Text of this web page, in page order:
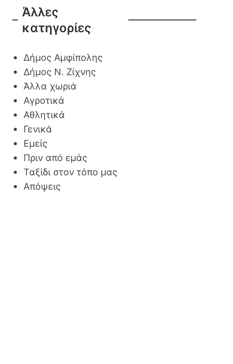
Άλλες
κατηγορίες
Δήμος Αμφίπολης
Δήμος Ν. Ζίχνης
Άλλα χωριά
Αγροτικά
Αθλητικά
Γενικά
Εμείς
Πριν από εμάς
Ταξίδι στον τόπο μας
Απόψεις